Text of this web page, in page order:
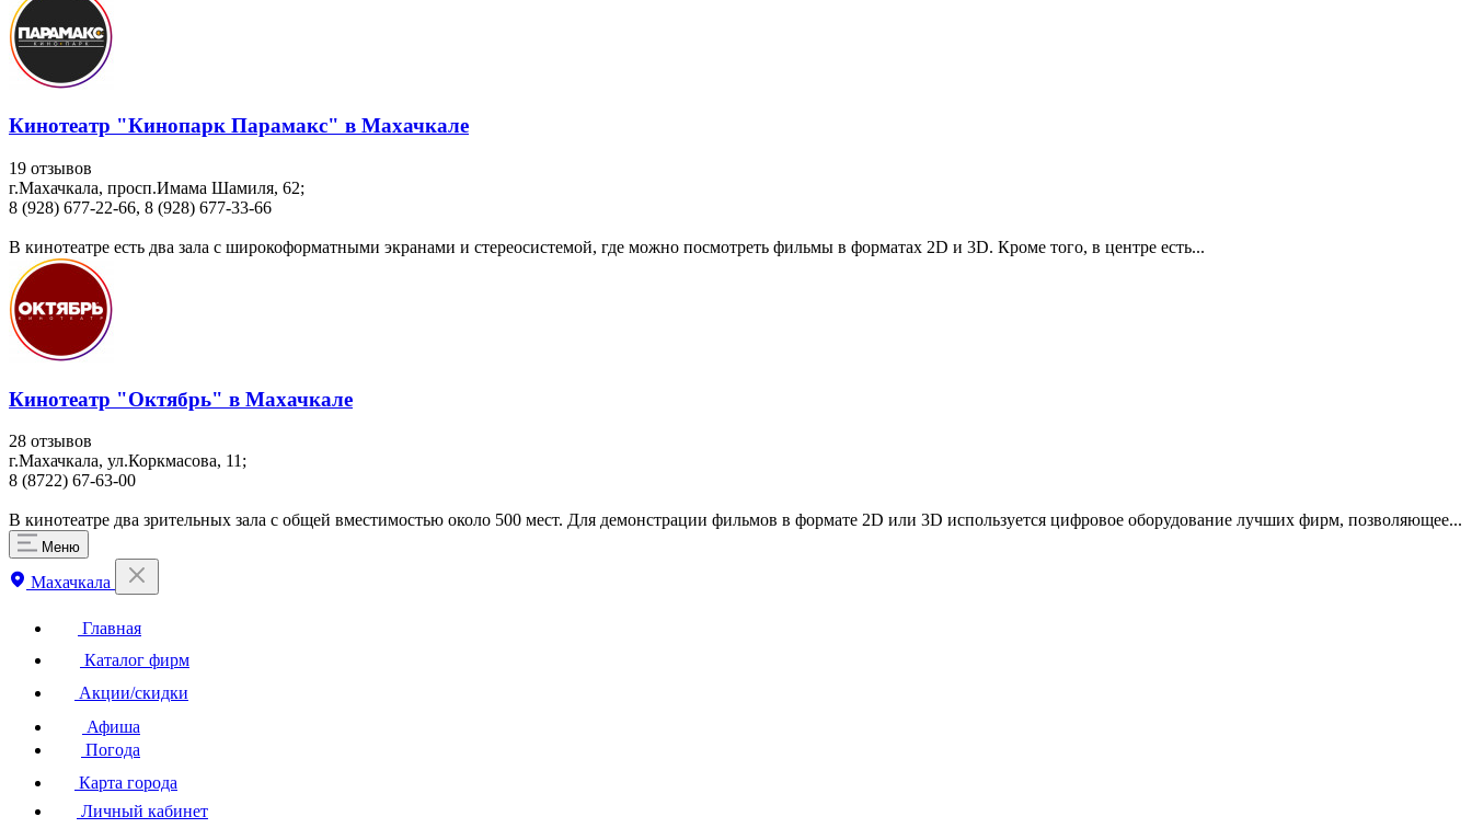
Кинотеатр "Кинопарк Парамакс" в Махачкале
19 отзывов
г.Махачкала, просп.Имама Шамиля, 62;
8 (928) 677-22-66, 8 (928) 677-33-66
В кинотеатре есть два зала с широкоформатными экранами и стереосистемой, где можно посмотреть фильмы в форматах 2D и 3D. Кроме того, в центре есть...
Кинотеатр "Октябрь" в Махачкале
28 отзывов
г.Махачкала, ул.Коркмасова, 11;
8 (8722) 67-63-00
В кинотеатре два зрительных зала с общей вместимостью около 500 мест. Для демонстрации фильмов в формате 2D или 3D используется цифровое оборудование лучших фирм, позволяющее...
Меню
Махачкала
Главная
Каталог фирм
Акции/скидки
Афиша
Погода
Карта города
Личный кабинет